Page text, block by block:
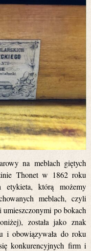
na meblach giętych
Thonet w 1862 roku
etykieta, którą możemy
meblach, czyli
po bokach
została jako znak
i obowiązywała do roku
konkurencyjnych firm i